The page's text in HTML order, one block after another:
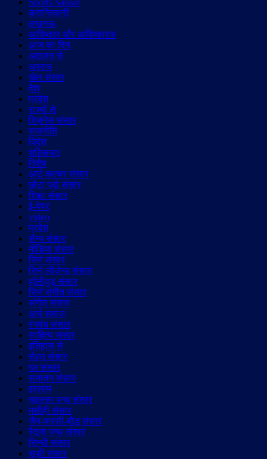
क्रान्तिकारी
लखनऊ
आविष्कार और आविष्कारक
आज का दिन
अदालत से
अपराध
खेल संसार
देश
प्रदेश
राज्यों से
बिज़नेस संसार
राजनीति
विदेश
शख़्सियत
विशेष
आर्ट-कल्चर संसार
छोटा पर्दा संसार
शिक्षा संसार
ई-पेपर
video
प्रदेश
सैन्य संसार
मीडिया संसार
सिने संसार
सिने लीजेन्ड संसार
हॉलीवुड़ संसार
सिने संगीत संसार
संगीत संसार
आर्य समाज
रंगमंच संसार
साहित्य संसार
इतिहास से
सेहत संसार
घर संसार
सनातन संसार
इस्लाम
ख़ालसा पन्थ संसार
मसीही संसार
जैन-पारसी-बौद्ध संसार
रैदास पन्थ संसार
सिन्धी संसार
सूफी संसार